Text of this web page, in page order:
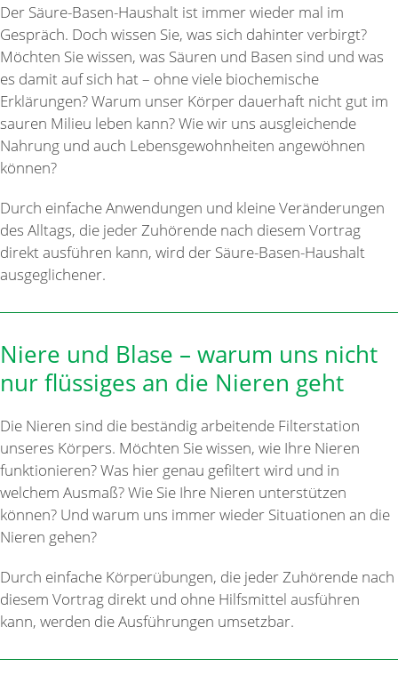
Der Säure-Basen-Haushalt ist immer wieder mal im
Gespräch. Doch wissen Sie, was sich dahinter verbirgt?
Möchten Sie wissen, was Säuren und Basen sind und was
es damit auf sich hat – ohne viele biochemische
Erklärungen? Warum unser Körper dauerhaft nicht gut im
sauren Milieu leben kann? Wie wir uns ausgleichende
Nahrung und auch Lebensgewohnheiten angewöhnen
können?
Durch einfache Anwendungen und kleine Veränderungen
des Alltags, die jeder Zuhörende nach diesem Vortrag
direkt ausführen kann, wird der Säure-Basen-Haushalt
ausgeglichener.
Niere und Blase – warum uns nicht
nur flüssiges an die Nieren geht
Die Nieren sind die beständig arbeitende Filterstation
unseres Körpers. Möchten Sie wissen, wie Ihre Nieren
funktionieren? Was hier genau gefiltert wird und in
welchem Ausmaß? Wie Sie Ihre Nieren unterstützen
können? Und warum uns immer wieder Situationen an die
Nieren gehen?
Durch einfache Körperübungen, die jeder Zuhörende nach
diesem Vortrag direkt und ohne Hilfsmittel ausführen
kann, werden die Ausführungen umsetzbar.